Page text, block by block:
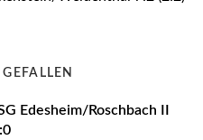
Edesheim/Roschbach II